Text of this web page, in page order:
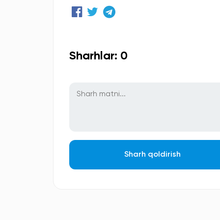
Sharhlar: 0
Sharh qoldirish